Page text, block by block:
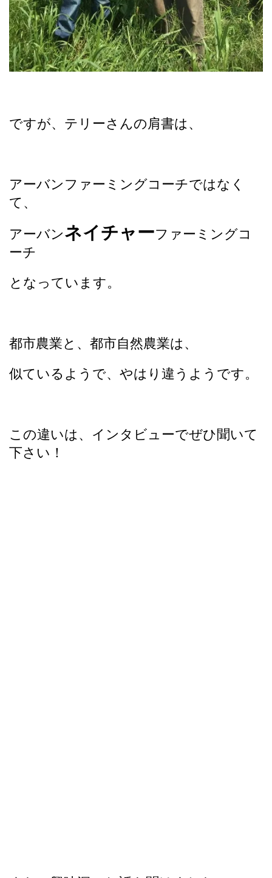
ですが、テリーさんの肩書は、
アーバンファーミングコーチではなく
て、
アーバンネイチャーファーミングコ
ーチ
となっています。
都市農業と、都市自然農業は、
似ているようで、やはり違うようです。
この違いは、インタビューでぜひ聞いて
下さい！